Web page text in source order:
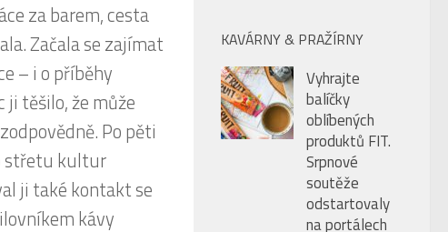
za barem, cesta
Začala se zajímat
– i o příběhy
těšilo, že může
Po pěti
střetu kultur
ji také kontakt se
kávy
KAVÁRNY & PRAŽÍRNY
Vyhrajte
balíčky
oblíbených
produktů FIT.
Srpnové
soutěže
odstartovaly
na portálech